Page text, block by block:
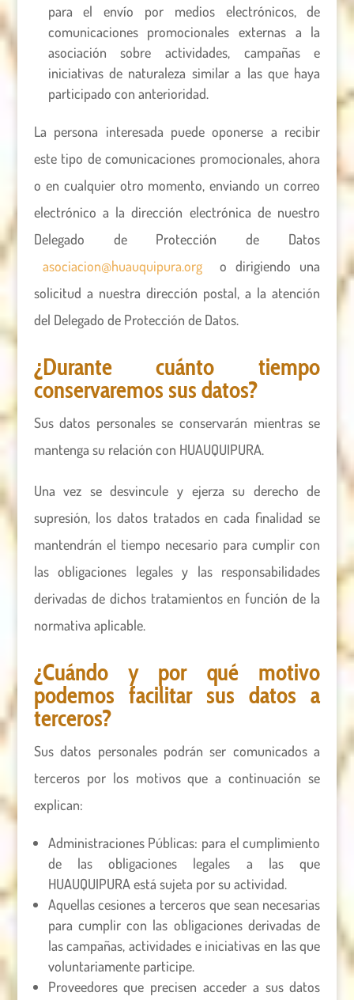
para el envío por medios electrónicos, de
comunicaciones promocionales externas a la
asociación sobre actividades, campañas e
iniciativas de naturaleza similar a las que haya
participado con anterioridad.
La persona interesada puede oponerse a recibir
este tipo de comunicaciones promocionales, ahora
o en cualquier otro momento, enviando un correo
electrónico a la dirección electrónica de nuestro
Delegado de Protección de Datos
asociacion@huauquipura.orgo dirigiendo una
solicitud a nuestra dirección postal, a la atención
del Delegado de Protección de Datos.
¿Durante cuánto tiempo
conservaremos sus datos?
Sus datos personales se conservarán mientras se
mantenga su relación con HUAUQUIPURA.
Una vez se desvincule y ejerza su derecho de
supresión, los datos tratados en cada finalidad se
mantendrán el tiempo necesario para cumplir con
las obligaciones legales y las responsabilidades
derivadas de dichos tratamientos en función de la
normativa aplicable.
¿Cuándo y por qué motivo
podemos facilitar sus datos a
terceros?
Sus datos personales podrán ser comunicados a
terceros por los motivos que a continuación se
explican:
Administraciones Públicas: para el cumplimiento
de las obligaciones legales a las que
HUAUQUIPURA está sujeta por su actividad.
Aquellas cesiones a terceros que sean necesarias
para cumplir con las obligaciones derivadas de
las campañas, actividades e iniciativas en las que
voluntariamente participe.
Proveedores que precisen acceder a sus datos